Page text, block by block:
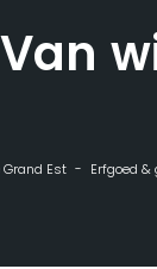
Est Erfgoed